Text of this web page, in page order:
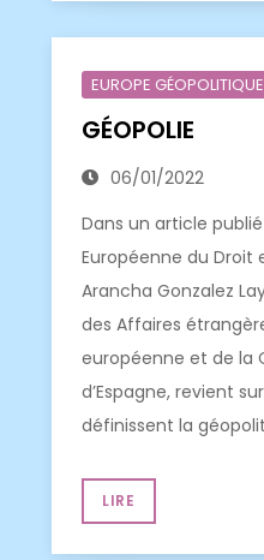
EUROPE GÉOPOLITIQUE
GÉOPOLIE
06/01/2022
Dans un article
Européenne du Droit
Arancha Gonzalez
des Affaires
européenne et de la
d’Espagne, revient
définissent la
LIRE